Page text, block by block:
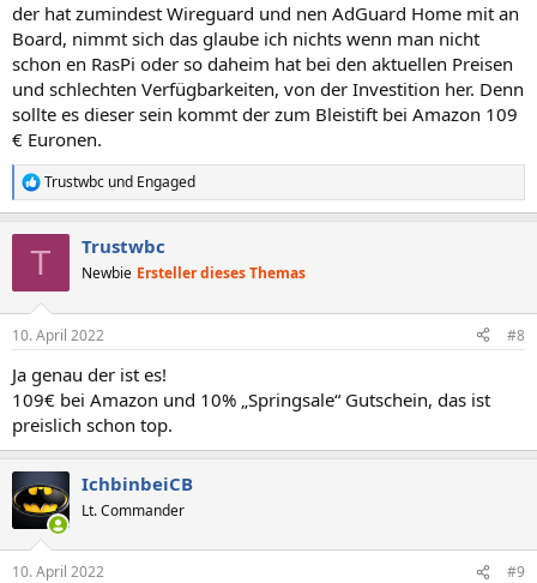
der hat zumindest Wireguard und nen AdGuard Home mit an
Board, nimmt sich das glaube ich nichts wenn man nicht
schon en RasPi oder so daheim hat bei den aktuellen Preisen
und schlechten Verfügbarkeiten, von der Investition her. Denn
sollte es dieser sein kommt der zum Bleistift bei Amazon 109
€ Euronen.
R
e
e
:
Trustwbc und Engaged
T Trustwbc
Newbie Ersteller dieses Themas
10. April 2022 #8
Ja genau der ist es!
109€ bei Amazon und 10% „Springsale“ Gutschein, das ist
preislich schon top.
IchbinbeiCB
Lt. Commander
10. April 2022 #9